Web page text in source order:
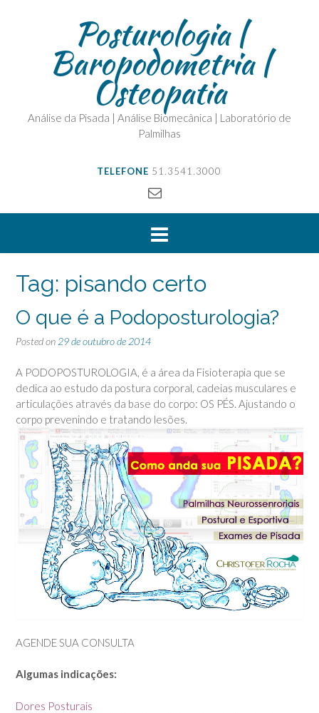
Posturologia |
Baropodometria |
Osteopatia
Análise da Pisada | Análise Biomecânica | Laboratório de
Palmilhas
TELEFONE 51.3541.3000
Tag: pisando certo
O que é a Podoposturologia?
Posted on 29 de outubro de 2014
A PODOPOSTUROLOGIA, é a área da Fisioterapia que se
dedica ao estudo da postura corporal, cadeias musculares e
articulações através da base do corpo: OS PÉS. Ajustando o
corpo prevenindo e tratando lesões.
AGENDE SUA CONSULTA
Algumas indicações:
Dores Posturais